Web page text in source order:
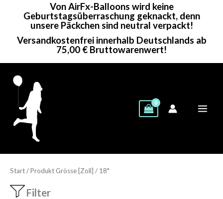
Von AirFx-Balloons wird keine
Geburtstagsüberraschung geknackt, denn
unsere Päckchen sind neutral verpackt!
Versandkostenfrei innerhalb Deutschlands ab
75,00 € Bruttowarenwert!
Start/ Produkt Grösse [Zoll] / 18"
Filter